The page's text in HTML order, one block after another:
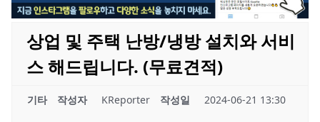
상업 및 주택 난방/냉방 설치와 서비
스 해드립니다. (무료견적)
기타 작성자 KReporter 작성일 2024-06-21 13:30